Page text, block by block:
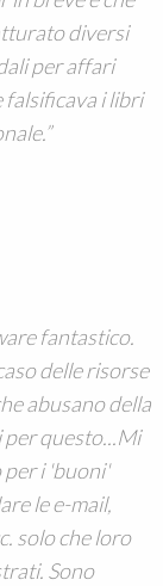
diversi
per affari
falsificava i libri
fantastico.
delle risorse
abusano della
questo...Mi
i 'buoni'
le e-mail,
solo che loro
Sono